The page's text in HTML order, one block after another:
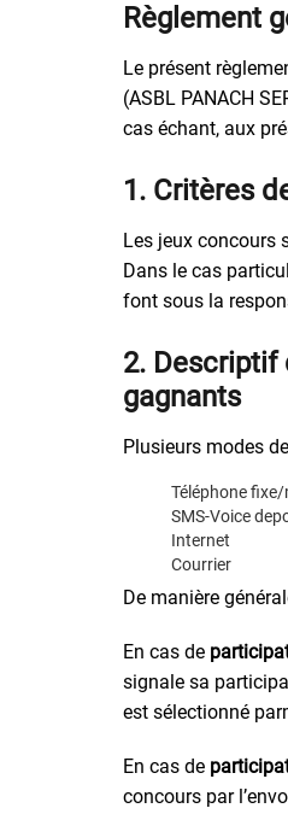
Règlement
Le présent
(ASBL PANACH
cas échant, aux
1. Critères
Les jeux concours
Dans le cas
font sous la
2.
gagnants
Plusieurs modes
Téléphone
SMS-Voice
Internet
Courrier
De manière
En cas de
signale sa
est sélectionné
En cas de
concours par